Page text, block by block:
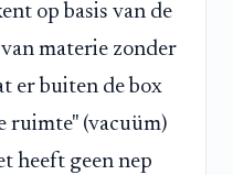
op basis van de
materie zonder
er buiten de box
ruimte" (vacuüm)
heeft geen nep